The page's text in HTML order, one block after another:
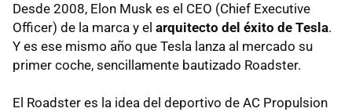
Desde 2008, Elon Musk es el CEO (Chief Executive
Officer) de la marca y el arquitecto del éxito de Tesla.
Y es ese mismo año que Tesla lanza al mercado su
primer coche, sencillamente bautizado Roadster.
El Roadster es la idea del deportivo de AC Propulsion